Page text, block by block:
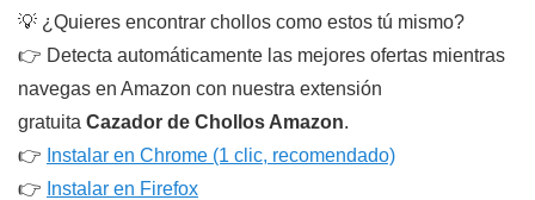
💡 ¿Quieres encontrar chollos como estos tú mismo?
👉 Detecta automáticamente las mejores ofertas mientras
navegas en Amazon con nuestra extensión
gratuita Cazador de Chollos Amazon.
👉 Instalar en Chrome (1 clic, recomendado)
👉 Instalar en Firefox